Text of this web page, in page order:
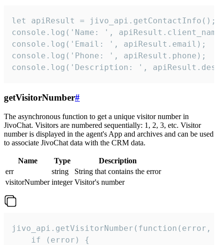
let apiResult = jivo_api.getContactInfo();
console.log('Name: ',
console.log('Email: ', apiResult.email);
console.log('Phone: ', apiResult.phone);
console.log('Description: ',
getVisitorNumber#
The asynchronous function to get a unique visitor number in
JivoChat. Visitors are numbered sequentially: 1, 2, 3, etc. Visitor
number is displayed in the agent's App and archives and can be used
to associate JivoChat data with the CRM data.
Name Type
Description
err
string
String that contains the error
visitorNumber integer Visitor's number
jivo_api.getVisitorNumber(function(error,
    if (error) {